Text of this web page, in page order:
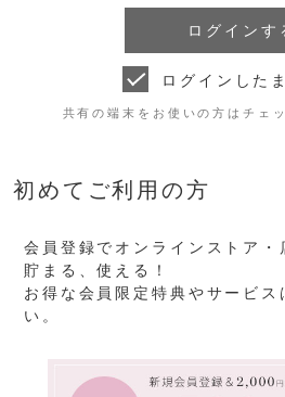
ログインした
共有の端末をお使いの方はチェ
初めてご利用の方
会員登録でオンラインストア・
貯まる、使える！
お得な会員限定特典やサービス
い。